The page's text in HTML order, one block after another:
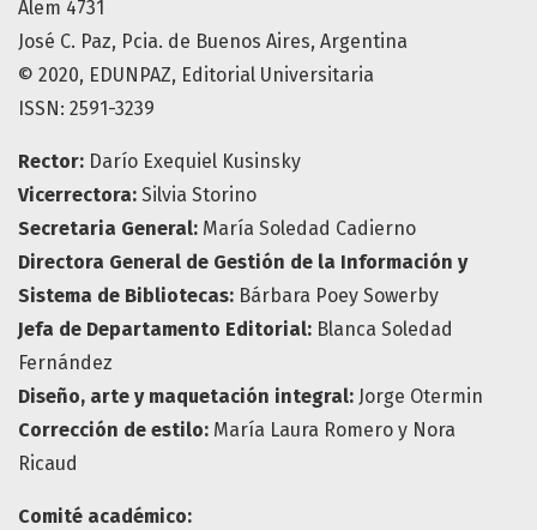
Alem 4731
José C. Paz, Pcia. de Buenos Aires, Argentina
© 2020, EDUNPAZ, Editorial Universitaria
ISSN: 2591-3239
Rector: Darío Exequiel Kusinsky
Vicerrectora: Silvia Storino
Secretaria General: María Soledad Cadierno
Directora General de Gestión de la Información y
Sistema de Bibliotecas: Bárbara Poey Sowerby
Jefa de Departamento Editorial: Blanca Soledad
Fernández
Diseño, arte y maquetación integral: Jorge Otermin
Corrección de estilo: María Laura Romero y Nora
Ricaud
Comité académico: